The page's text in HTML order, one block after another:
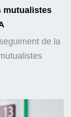
mutualistes
de la